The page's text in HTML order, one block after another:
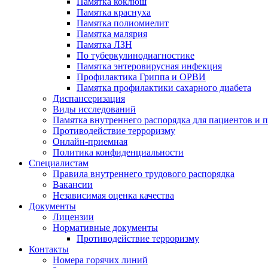
Памятка краснуха
Памятка полиомиелит
Памятка малярия
Памятка ЛЗН
По туберкулинодиагностике
Памятка энтеровирусная инфекция
Профилактика Гриппа и ОРВИ
Памятка профилактики сахарного диабета
Диспансеризация
Виды исследований
Памятка внутреннего распорядка для пациентов и
Противодействие терроризму
Онлайн-приемная
Политика конфиденциальности
Cпециалистам
Правила внутреннего трудового распорядка
Вакансии
Независимая оценка качества
Документы
Лицензии
Нормативные документы
Противодействие терроризму
Контакты
Номера горячих линий